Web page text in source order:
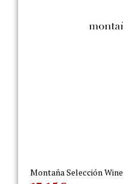
Montaña Selección Wine